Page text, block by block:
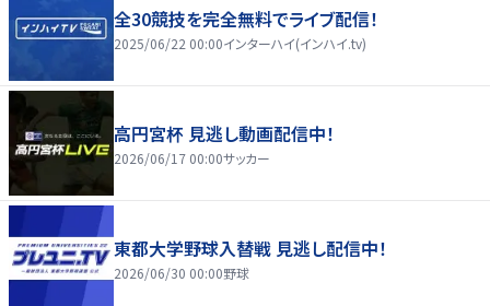
全30競技を完全無料でライブ配信！
2025/06/22 00:00インターハイ(インハイ.tv)
高円宮杯 見逃し動画配信中！
2026/06/17 00:00サッカー
東都大学野球入替戦 見逃し配信中！
2026/06/30 00:00野球